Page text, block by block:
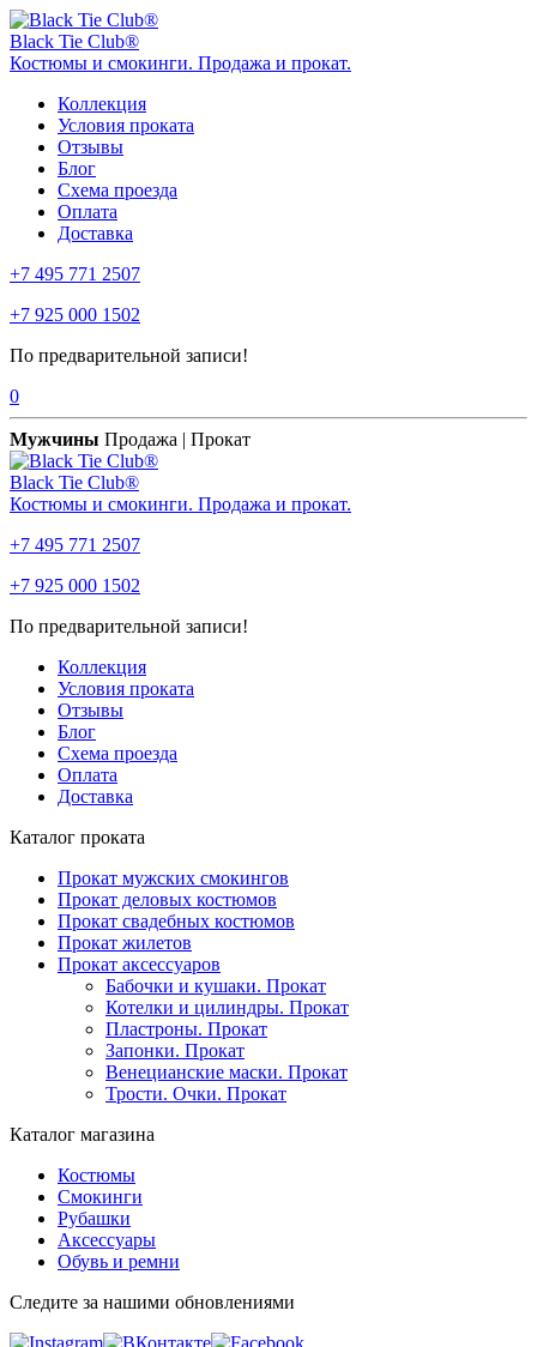
Black Tie Club®
Костюмы и смокинги. Продажа и прокат.
Коллекция
Условия проката
Отзывы
Блог
Схема проезда
Оплата
Доставка
+7 495 771 2507
+7 925 000 1502
По предварительной записи!
0
Мужчины Продажа | Прокат
Black Tie Club®
Костюмы и смокинги. Продажа и прокат.
+7 495 771 2507
+7 925 000 1502
По предварительной записи!
Коллекция
Условия проката
Отзывы
Блог
Схема проезда
Оплата
Доставка
Каталог проката
Прокат мужских смокингов
Прокат деловых костюмов
Прокат свадебных костюмов
Прокат жилетов
Прокат аксессуаров
Бабочки и кушаки. Прокат
Котелки и цилиндры. Прокат
Пластроны. Прокат
Запонки. Прокат
Венецианские маски. Прокат
Трости. Очки. Прокат
Каталог магазина
Костюмы
Смокинги
Рубашки
Аксессуары
Обувь и ремни
Следите за нашими обновлениями